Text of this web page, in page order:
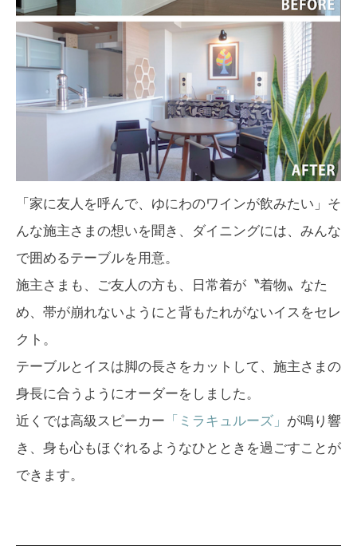
「家に友人を呼んで、ゆにわのワインが飲みたい」そ
んな施主さまの想いを聞き、ダイニングには、みんな
で囲めるテーブルを用意。
施主さまも、ご友人の方も、日常着が〝着物〟なた
め、帯が崩れないようにと背もたれがないイスをセレ
クト。
テーブルとイスは脚の長さをカットして、施主さまの
身長に合うようにオーダーをしました。
近くでは高級スピーカー 「ミラキュルーズ」 が鳴り響
き、身も心もほぐれるようなひとときを過ごすことが
できます。